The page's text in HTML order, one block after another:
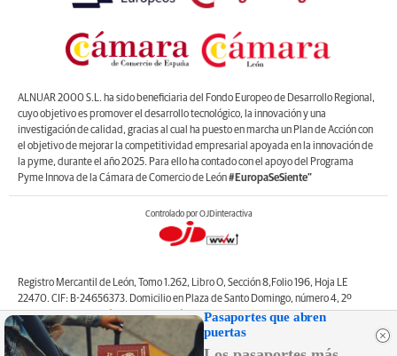
ALNUAR 2000 S.L. ha sido beneficiaria del Fondo Europeo de Desarrollo Regional,
cuyo objetivo es promover el desarrollo tecnológico, la innovación y una
investigación de calidad, gracias al cual ha puesto en marcha un Plan de Acción con
el objetivo de mejorar la competitividad empresarial apoyada en la innovación de
la pyme, durante el año 2025. Para ello ha contado con el apoyo del Programa
Pyme Innova de la Cámara de Comercio de León#EuropaSeSiente”
Controlado por OJDinteractiva
Registro Mercantil de León, Tomo 1.262, Libro O, Sección 8,Folio 196, Hoja LE
22470. CIF: B-24656373. Domicilio en Plaza de Santo Domingo, número 4, 2º
izquierda, 24001, León. Correo electrónico de contacto: web@lanuevacronica.com.
Copyright © ALNUAR 2000 S.L. (LA NUEVA CRÓNICA). Incluye contenidos de la
empresa, de empresas del grupo o de terceros.
Pasaportes que abren
puertas